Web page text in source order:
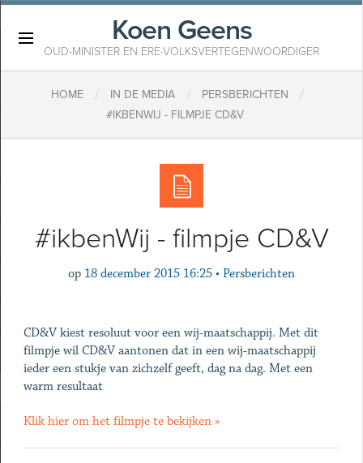
Koen Geens
OUD-MINISTER EN ERE-VOLKSVERTEGENWOORDIGER
HOME / IN DE MEDIA / PERSBERICHTEN /
#IKBENWIJ - FILMPJE CD&V
#ikbenWij - filmpje CD&V
op 18 december 2015 16:25 • Persberichten
CD&V kiest resoluut voor een wij-maatschappij. Met dit
filmpje wil CD&V aantonen dat in een wij-maatschappij
ieder een stukje van zichzelf geeft, dag na dag. Met een
warm resultaat
Klik hier om het filmpje te bekijken »